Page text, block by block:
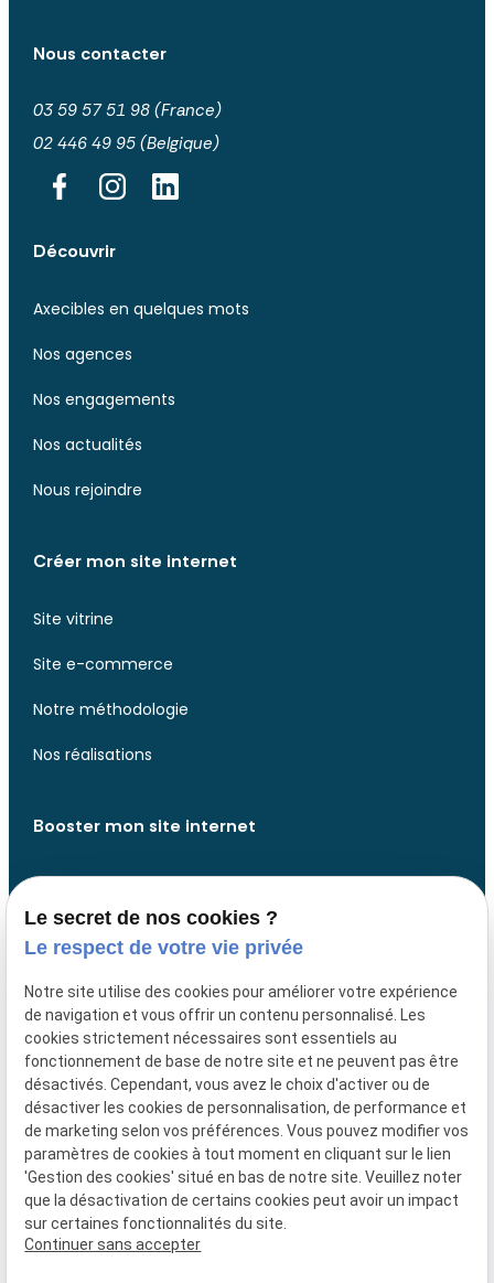
Nous contacter
03 59 57 51 98 (France)
02 446 49 95 (Belgique)
Découvrir
Axecibles en quelques mots
Nos agences
Nos engagements
Nos actualités
Nous rejoindre
Créer mon site internet
Site vitrine
Site e-commerce
Notre méthodologie
Nos réalisations
Booster mon site internet
Analyse de votre site web
Analyse de votre présence web
Design website
Liens utiles
Mentions légales
Politique de confidentialité
Gestion des cookies
Le secret de nos cookies ?
Le respect de votre vie privée
Notre site utilise des cookies pour améliorer votre expérience
de navigation et vous offrir un contenu personnalisé. Les
cookies strictement nécessaires sont essentiels au
fonctionnement de base de notre site et ne peuvent pas être
désactivés. Cependant, vous avez le choix d'activer ou de
désactiver les cookies de personnalisation, de performance et
de marketing selon vos préférences. Vous pouvez modifier vos
paramètres de cookies à tout moment en cliquant sur le lien
'Gestion des cookies' situé en bas de notre site. Veuillez noter
que la désactivation de certains cookies peut avoir un impact
sur certaines fonctionnalités du site.
Continuer sans accepter